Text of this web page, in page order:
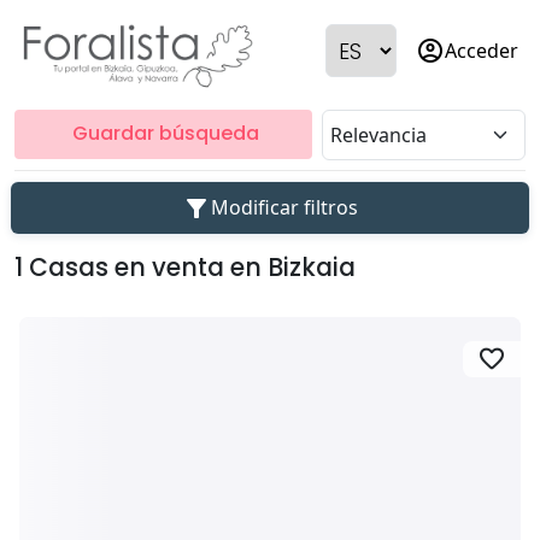
account_circleAcceder
Guardar búsqueda
filter_alt Modificar filtros
1 Casas en venta en Bizkaia
favorite